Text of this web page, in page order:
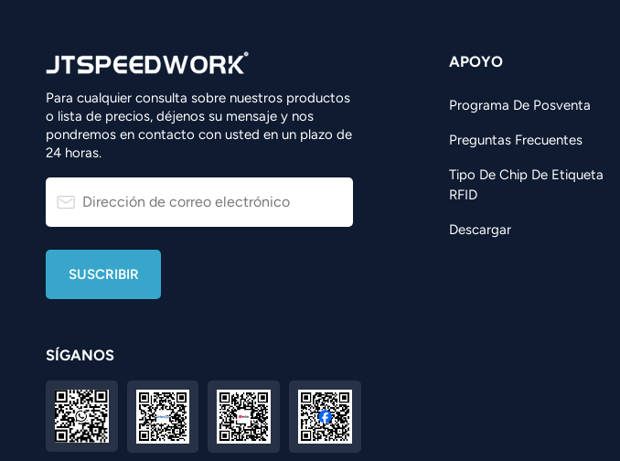
Para cualquier consulta sobre nuestros productos
o lista de precios, déjenos su mensaje y nos
pondremos en contacto con usted en un plazo de
24 horas.
APOYO
Programa De Posventa
Preguntas Frecuentes
Tipo De Chip De Etiqueta
RFID
Descargar
SÍGANOS